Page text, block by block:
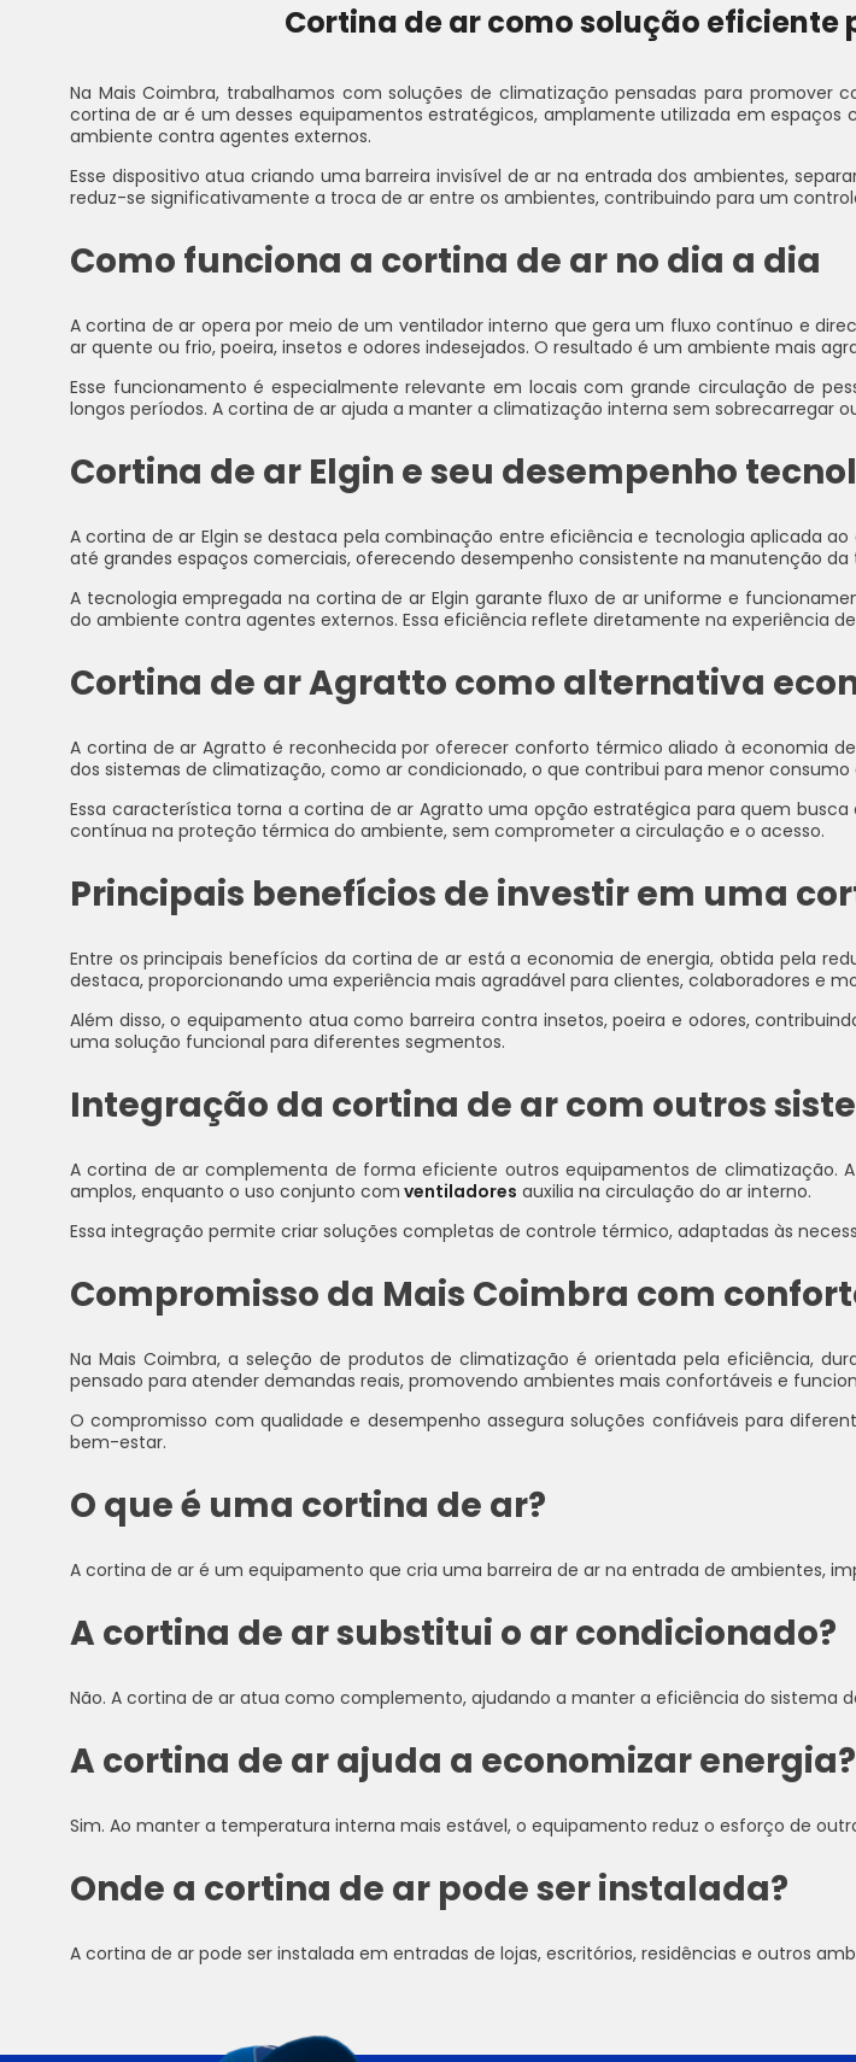
Cortina de ar como solução
Na Mais Coimbra, trabalhamos com soluções de climatização pensadas para
cortina de ar é um desses equipamentos estratégicos, amplamente utilizada em
ambiente contra agentes externos.
Esse dispositivo atua criando uma barreira invisível de ar na entrada dos ambientes,
reduz-se significativamente a troca de ar entre os ambientes, contribuindo para um
Como funciona a cortina de ar no dia a dia
A cortina de ar opera por meio de um ventilador interno que gera um fluxo contínuo e
ar quente ou frio, poeira, insetos e odores indesejados. O resultado é um ambiente mais
Esse funcionamento é especialmente relevante em locais com grande circulação de
longos períodos. A cortina de ar ajuda a manter a climatização interna sem sobrecarregar
Cortina de ar Elgin e seu desempenho
A cortina de ar Elgin se destaca pela combinação entre eficiência e tecnologia aplicada
até grandes espaços comerciais, oferecendo desempenho consistente na manutenção
A tecnologia empregada na cortina de ar Elgin garante fluxo de ar uniforme e
do ambiente contra agentes externos. Essa eficiência reflete diretamente na experiência
Cortina de ar Agratto como alternativa
A cortina de ar Agratto é reconhecida por oferecer conforto térmico aliado à economia
dos sistemas de climatização, como ar condicionado, o que contribui para menor
Essa característica torna a cortina de ar Agratto uma opção estratégica para quem
contínua na proteção térmica do ambiente, sem comprometer a circulação e o acesso.
Principais benefícios de investir em uma
Entre os principais benefícios da cortina de ar está a economia de energia, obtida pela
destaca, proporcionando uma experiência mais agradável para clientes, colaboradores e
Além disso, o equipamento atua como barreira contra insetos, poeira e odores,
uma solução funcional para diferentes segmentos.
Integração da cortina de ar com outros
A cortina de ar complementa de forma eficiente outros equipamentos de climatização.
amplos, enquanto o uso conjunto com ventiladores auxilia na circulação do ar interno.
Essa integração permite criar soluções completas de controle térmico, adaptadas às
Compromisso da Mais Coimbra com
Na Mais Coimbra, a seleção de produtos de climatização é orientada pela eficiência,
pensado para atender demandas reais, promovendo ambientes mais confortáveis e
O compromisso com qualidade e desempenho assegura soluções confiáveis para
bem-estar.
O que é uma cortina de ar?
A cortina de ar é um equipamento que cria uma barreira de ar na entrada de ambientes,
A cortina de ar substitui o ar condicionado?
Não. A cortina de ar atua como complemento, ajudando a manter a eficiência do sistema
A cortina de ar ajuda a economizar energia?
Sim. Ao manter a temperatura interna mais estável, o equipamento reduz o esforço de
Onde a cortina de ar pode ser instalada?
A cortina de ar pode ser instalada em entradas de lojas, escritórios, residências e outros